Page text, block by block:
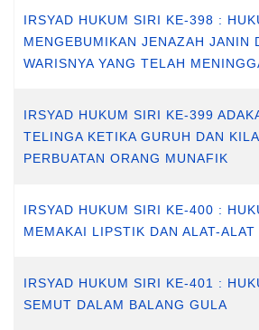
IRSYAD HUKUM SIRI KE-398 :
MENGEBUMIKAN JENAZAH JANIN
WARISNYA YANG TELAH
IRSYAD HUKUM SIRI KE-399
TELINGA KETIKA GURUH DAN
PERBUATAN ORANG MUNAFIK
IRSYAD HUKUM SIRI KE-400 :
MEMAKAI LIPSTIK DAN ALAT-
IRSYAD HUKUM SIRI KE-401 :
SEMUT DALAM BALANG GULA